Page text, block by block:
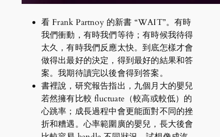
看 Frank Partnoy 的新書 “WAIT”。有時
我們衝動，有時我們等待；有時候我待得
太久，有時我們反應太快。到底怎樣才會
做得出最好的決定，得到最好的結果和答
案。我期待讀完以後會得到答案。
書裡說，研究報告指出，九個月大的嬰兒
若然擁有比較 fluctuate（較高或較低）的
心跳率；成長過程中會更能面對不同的挫
折和糟遇。心率範圍廣的嬰兒，長大後會